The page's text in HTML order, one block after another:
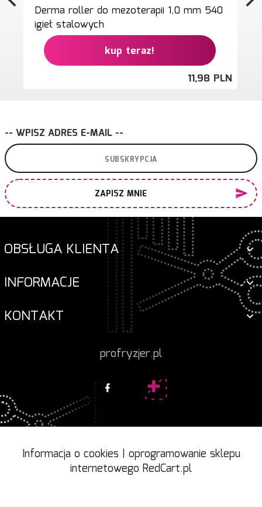
Derma roller do mezoterapii 1,0 mm 540
igieł stalowych
kup teraz!
11,98 PLN
-- WPISZ ADRES E-MAIL --
ZAPISZ MNIE
OBSŁUGA KLIENTA
INFORMACJE
KONTAKT
profryzjer.pl
Informacja o cookies | oprogramowanie sklepu
internetowego RedCart.pl